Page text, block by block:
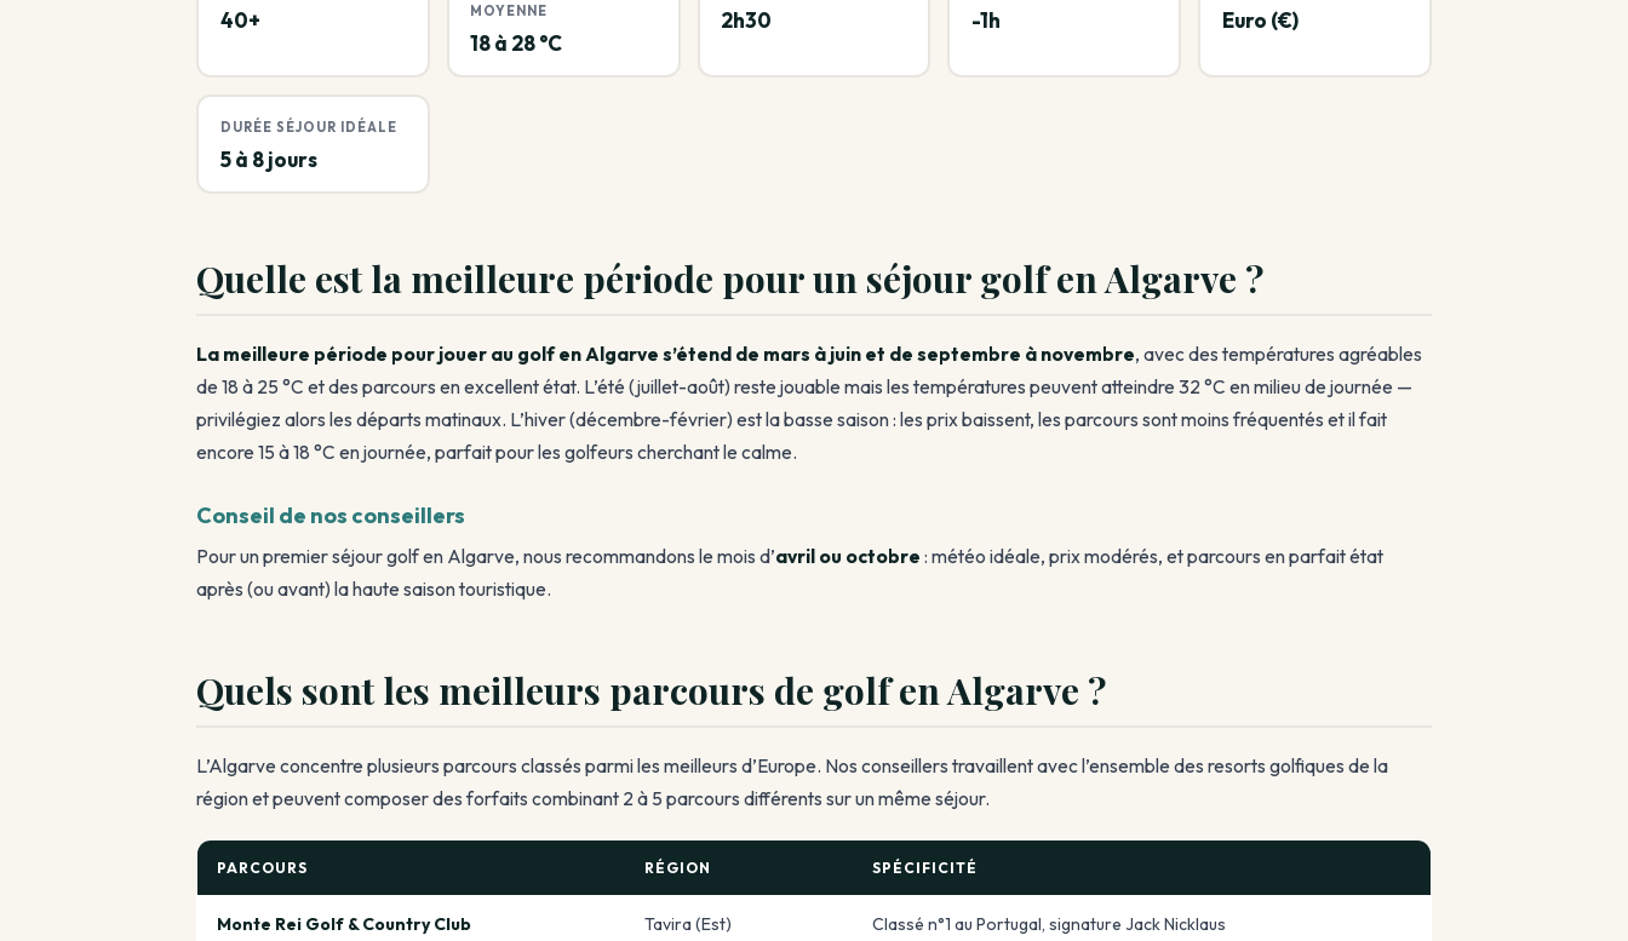
40+
MOYENNE
18 à 28 °C
2h30 -1h Euro (€)
DURÉE SÉJOUR IDÉALE
5 à 8 jours
Quelle est la meilleure période pour un séjour golf en Algarve ?
La meilleure période pour jouer au golf en Algarve s’étend de mars à juin et de septembre à novembre, avec des températures agréables
de 18 à 25 °C et des parcours en excellent état. L’été (juillet-août) reste jouable mais les températures peuvent atteindre 32 °C en milieu de journée —
privilégiez alors les départs matinaux. L’hiver (décembre-février) est la basse saison : les prix baissent, les parcours sont moins fréquentés et il fait
encore 15 à 18 °C en journée, parfait pour les golfeurs cherchant le calme.
Conseil de nos conseillers
Pour un premier séjour golf en Algarve, nous recommandons le mois d’avril ou octobre : météo idéale, prix modérés, et parcours en parfait état
après (ou avant) la haute saison touristique.
Quels sont les meilleurs parcours de golf en Algarve ?
L’Algarve concentre plusieurs parcours classés parmi les meilleurs d’Europe. Nos conseillers travaillent avec l’ensemble des resorts golfiques de la
région et peuvent composer des forfaits combinant 2 à 5 parcours différents sur un même séjour.
PARCOURS RÉGION SPÉCIFICITÉ
Monte Rei Golf & Country Club Tavira (Est) Classé n°1 au Portugal, signature Jack Nicklaus